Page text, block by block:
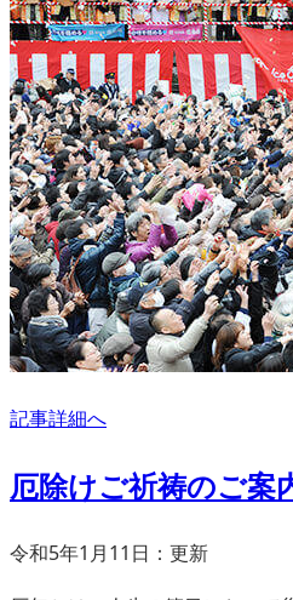
記事詳細へ
厄除けご祈祷のご案
令和5年1月11日：更新